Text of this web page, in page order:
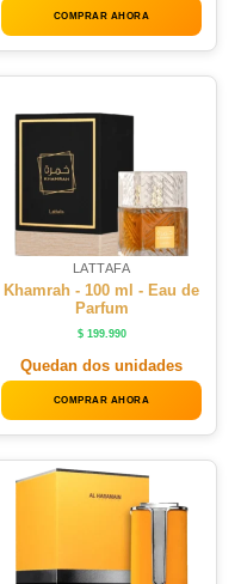
COMPRAR AHORA
LATTAFA
Khamrah - 100 ml - Eau de
Parfum
$199.990
Quedan dos unidades
COMPRAR AHORA